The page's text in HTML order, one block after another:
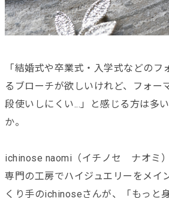
「結婚式や卒業式・入学式などのフ
るブローチが欲しいけれど、フォー
段使いしにくい...」と感じる方は多
か。
ichinose naomi（イチノセ ナオミ
専門の工房でハイジュエリーをメイ
くり手のichinoseさんが、「もっと